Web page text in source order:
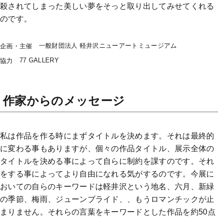
殺されてしまった美しい夢をそっと取り出してみせてくれる
のです。
企画・主催 一般財団法人 軽井沢ニューアートミュージアム
協力 77 GALLERY
作家からのメッセージ
私は作品を作る時にまずタイトルを決めます。それは最終的
に変わる事もありますが、個々の作品タイトル、展示全体の
タイトルを決める事によって自らに制約を課すのです。それ
をする事によってより自由になれる気がするのです。今展に
おいての自らのキーワードは軽井沢という地名、六月、新緑
の季節、梅雨、ジューンブライド、、もうロマンチックが止
まりません。それらの言葉をキーワードとした作品を約50点